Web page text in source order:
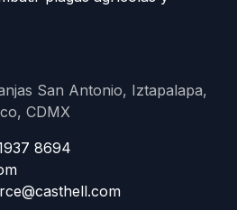
San Antonio, Iztapalapa,
CDMX
8694